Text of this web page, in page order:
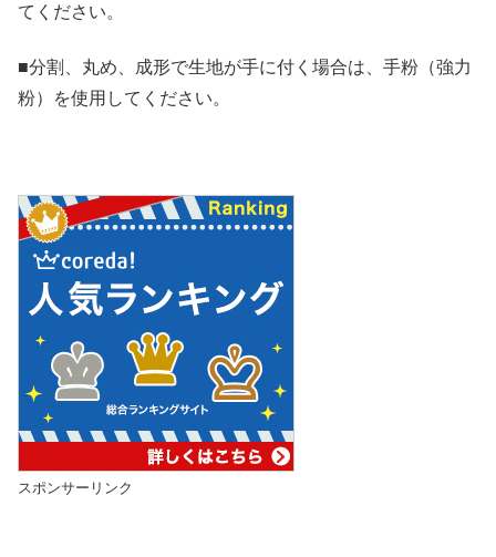
てください。
■分割、丸め、成形で生地が手に付く場合は、手粉（強力
粉）を使用してください。
スポンサーリンク